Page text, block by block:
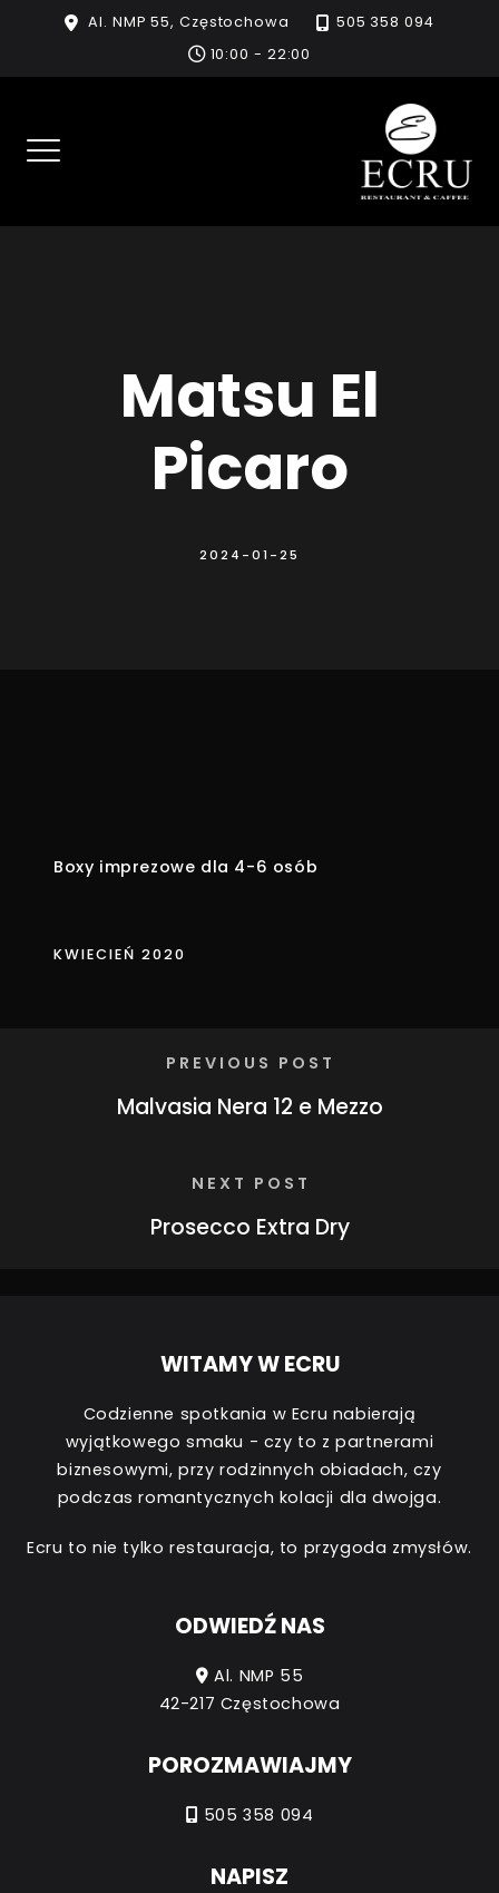
content
Al. NMP 55, Częstochowa
505 358 094
10:00 - 22:00
Matsu El
Picaro
2024-01-25
Boxy imprezowe dla 4-6 osób
KWIECIEŃ 2020
PREVIOUS POST
Malvasia Nera 12 e Mezzo
NEXT POST
Prosecco Extra Dry
WITAMY W ECRU
Codzienne spotkania w Ecru nabierają
wyjątkowego smaku - czy to z partnerami
biznesowymi, przy rodzinnych obiadach, czy
podczas romantycznych kolacji dla dwojga.
Ecru to nie tylko restauracja, to przygoda zmysłów.
ODWIEDŹ NAS
Al. NMP 55
42-217 Częstochowa
POROZMAWIAJMY
505 358 094
NAPISZ